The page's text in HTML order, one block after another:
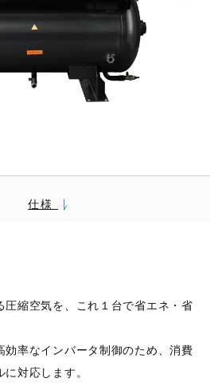
仕様
圧縮空気を、これ１台で省エネ・省
効率なインバータ制御のため、消費
対応します。